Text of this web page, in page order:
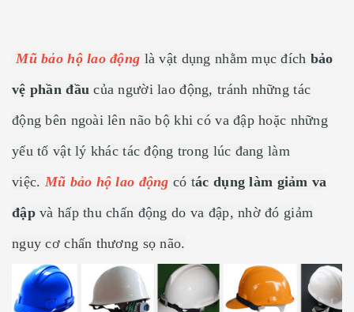
Mũ bảo hộ lao động là vật dụng nhằm mục đích bảo
vệ phần đầucủa người lao động, tránh những tác
động bên ngoài lên não bộ khi có va đập hoặc những
yếu tố vật lý khác tác động trong lúc đang làm
việc. Mũ bảo hộ lao động có tác dụng làm giảm va
đậpvà hấp thu chấn động do va đập, nhờ đó giảm
nguy cơ chấn thương sọ não.